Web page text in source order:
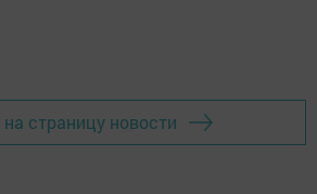
страницу новости